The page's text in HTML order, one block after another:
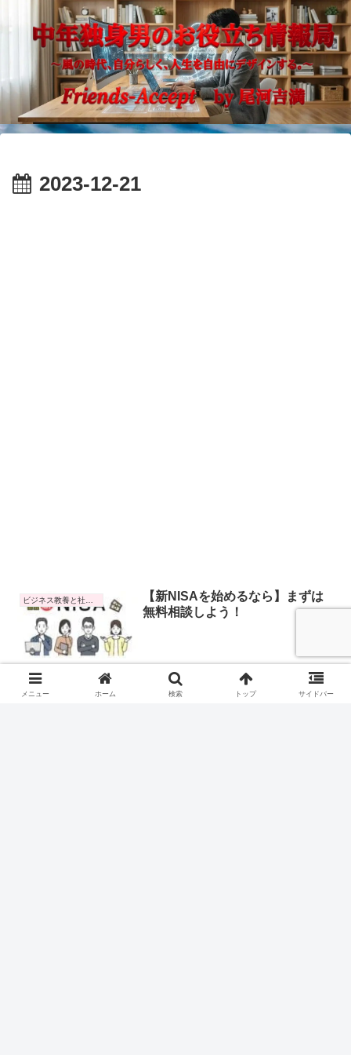
2023-12-21
ビジネス教養と社会トレンド
【新NISAを始めるなら】まずは
無料相談しよう！
2023.12.21
メニュー ホーム 検索 トップ サイドバー